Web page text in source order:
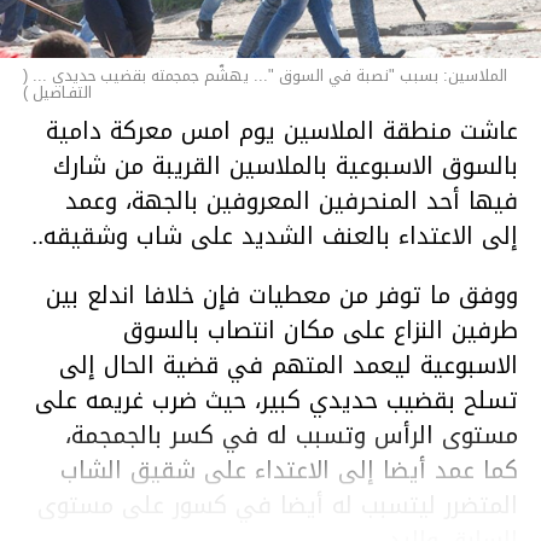
الملاسين: بسبب "نصبة في السوق "... يهشّم جمجمته بقضيب حديدي ... (
التفـاصيل )
عاشت منطقة الملاسين يوم امس معركة دامية
بالسوق الاسبوعية بالملاسين القريبة من شارك
فيها أحد المنحرفين المعروفين بالجهة، وعمد
إلى الاعتداء بالعنف الشديد على شاب وشقيقه..
ووفق ما توفر من معطيات فإن خلافا اندلع بين
طرفين النزاع على مكان انتصاب بالسوق
الاسبوعية ليعمد المتهم في قضية الحال إلى
تسلح بقضيب حديدي كبير، حيث ضرب غريمه على
مستوى الرأس وتسبب له في كسر بالجمجمة،
كما عمد أيضا إلى الاعتداء على شقيق الشاب
المتضرر ليتسبب له أيضا في كسور على مستوى